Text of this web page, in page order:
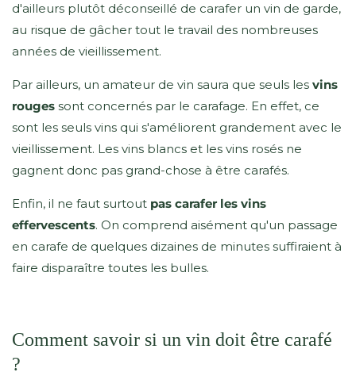
d'ailleurs plutôt déconseillé de carafer un vin de garde,
au risque de gâcher tout le travail des nombreuses
années de vieillissement.
Par ailleurs, un amateur de vin saura que seuls les vins
rouges sont concernés par le carafage. En effet, ce
sont les seuls vins qui s'améliorent grandement avec le
vieillissement. Les vins blancs et les vins rosés ne
gagnent donc pas grand-chose à être carafés.
Enfin, il ne faut surtout pas carafer les vins
effervescents. On comprend aisément qu'un passage
en carafe de quelques dizaines de minutes suffiraient à
faire disparaître toutes les bulles.
Comment savoir si un vin doit être carafé
?